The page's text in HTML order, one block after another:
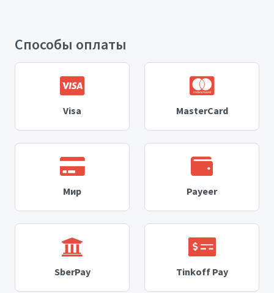
Способы оплаты
Visa MasterCard
Мир Payeer
SberPay Tinkoff Pay